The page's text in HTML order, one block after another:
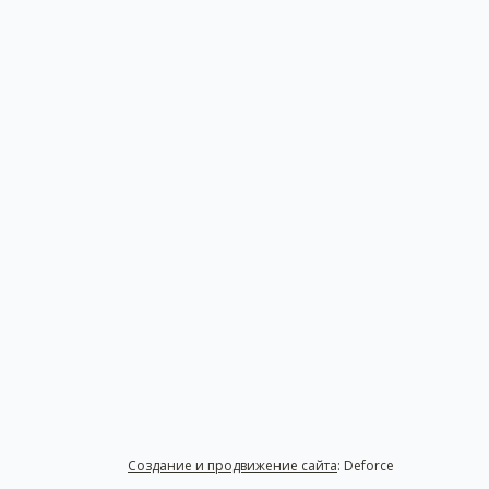
Создание и продвижение сайта: Deforce